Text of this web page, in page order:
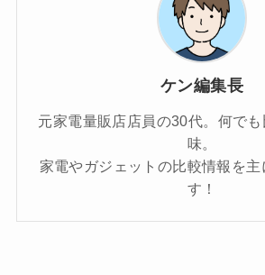
ケン編集長
元家電量販店店員の30代。何で
味。
家電やガジェットの比較情報を主
す！